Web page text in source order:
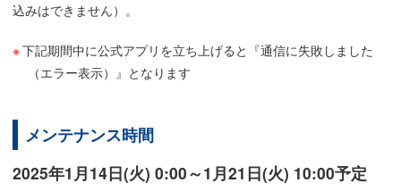
込みはできません）。
下記期間中に公式アプリを立ち上げると『通信に失敗しました
（エラー表示）』となります
メンテナンス時間
2025年1月14日(火) 0:00～1月21日(火) 10:00予定